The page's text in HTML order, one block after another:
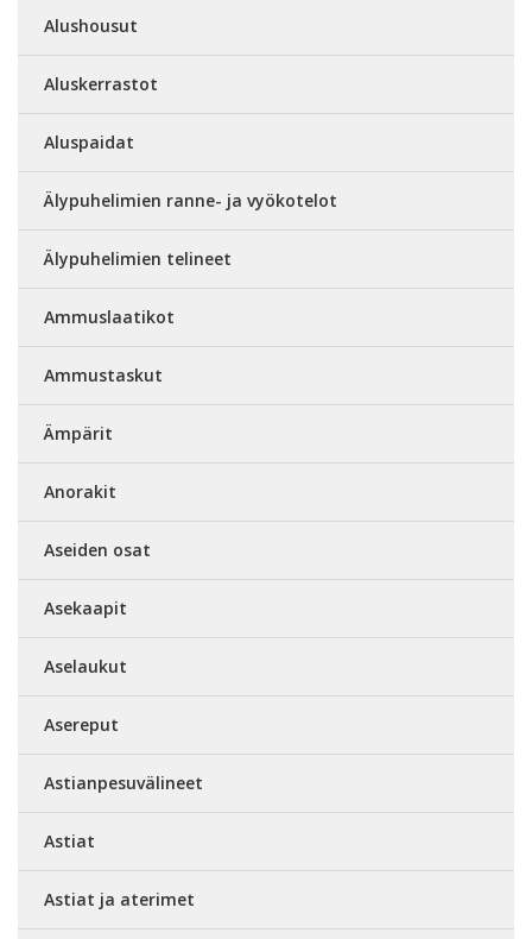
Alushousut
Aluskerrastot
Aluspaidat
Älypuhelimien ranne- ja vyökotelot
Älypuhelimien telineet
Ammuslaatikot
Ammustaskut
Ämpärit
Anorakit
Aseiden osat
Asekaapit
Aselaukut
Asereput
Astianpesuvälineet
Astiat
Astiat ja aterimet